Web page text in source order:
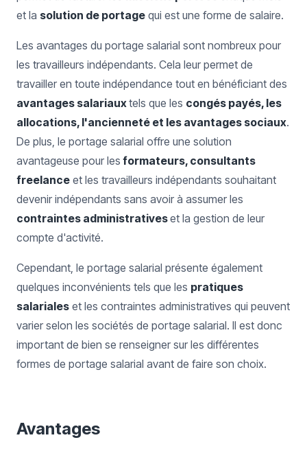
et la solution de portage qui est une forme de salaire.
Les avantages du portage salarial sont nombreux pour
les travailleurs indépendants. Cela leur permet de
travailler en toute indépendance tout en bénéficiant des
avantages salariauxtels que les congés payés, les
allocations, l'ancienneté et les avantages sociaux.
De plus, le portage salarial offre une solution
avantageuse pour les formateurs, consultants
freelance et les travailleurs indépendants souhaitant
devenir indépendants sans avoir à assumer les
contraintes administrativeset la gestion de leur
compte d'activité.
Cependant, le portage salarial présente également
quelques inconvénients tels que les pratiques
salariales et les contraintes administratives qui peuvent
varier selon les sociétés de portage salarial. Il est donc
important de bien se renseigner sur les différentes
formes de portage salarial avant de faire son choix.
Avantages